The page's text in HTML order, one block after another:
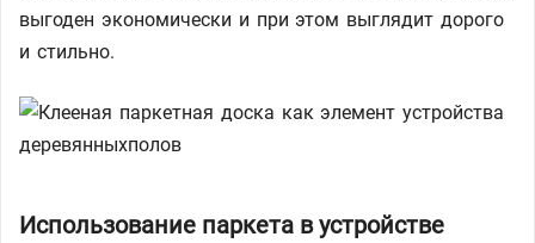
выгоден экономически и при этом выглядит дорого
и стильно.
Использование паркета в устройстве